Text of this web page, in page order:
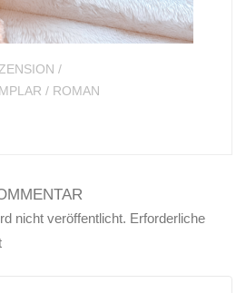
/
/ ROMAN
nicht veröffentlicht. Erforderliche